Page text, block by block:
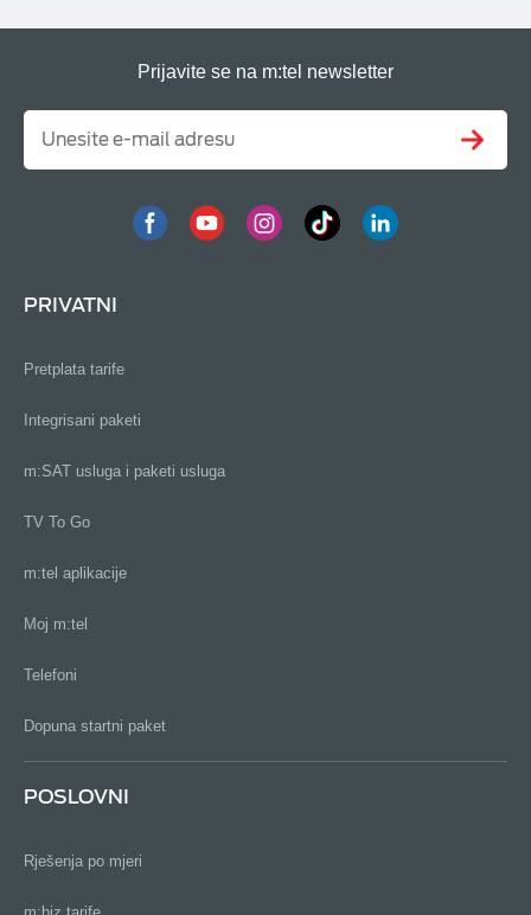
Prijavite se na m:tel newsletter
PRIVATNI
Pretplata tarife
Integrisani paketi
m:SAT usluga i paketi usluga
TV To Go
m:tel aplikacije
Moj m:tel
Telefoni
Dopuna startni paket
POSLOVNI
Rješenja po mjeri